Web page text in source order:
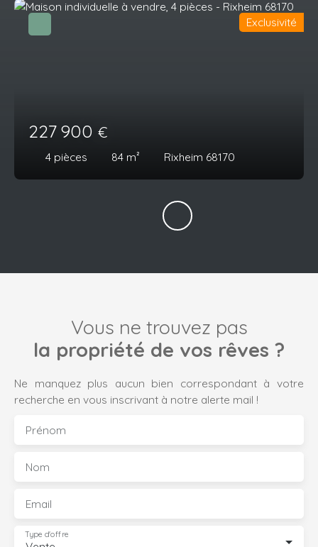
227 900 €
4 pièces 84 m² Rixheim 68170
Exclusivité
Vous ne trouvez pas
la propriété de vos rêves ?
Ne manquez plus aucun bien correspondant à votre
recherche en vous inscrivant à notre alerte mail !
Prénom
Nom
Email
Type d'offre